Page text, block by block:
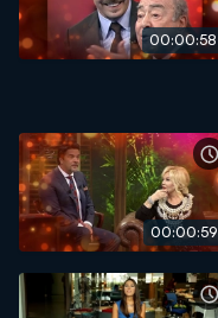
00:00:58
00:00:59